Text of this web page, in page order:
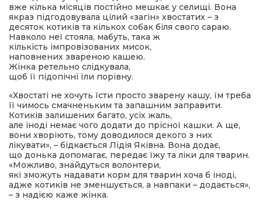
вже кілька місяців постійно мешкає у селищі. Вона
якраз підгодовувала цілий «загін» хвостатих – з
десяток котиків та кількох собак біля свого сараю.
Навколо неї стояла, мабуть, така ж
кількість імпровізованих мисок,
наповнених звареною кашею.
Жінка ретельно слідкувала,
щоб її підопічні їли порівну.
«Хвостаті не хочуть їсти просто зварену кашу, їм треба
її чимось смачненьким та запашним заправити.
Котиків залишених багато, усіх жаль,
але іноді немає чого додати до прісної кашки. А ще,
вони хворіють, тому доводилося декого з них
лікувати», – бідкається Лідія Яківна. Вона додає,
що донька допомагає, передає їжу та ліки для тварин.
«Можливо, знайдуться волонтери,
які зможуть надавати корм для тварин хоча б іноді,
адже котиків не зменшується, а навпаки – додається»,
– з надією каже жінка.